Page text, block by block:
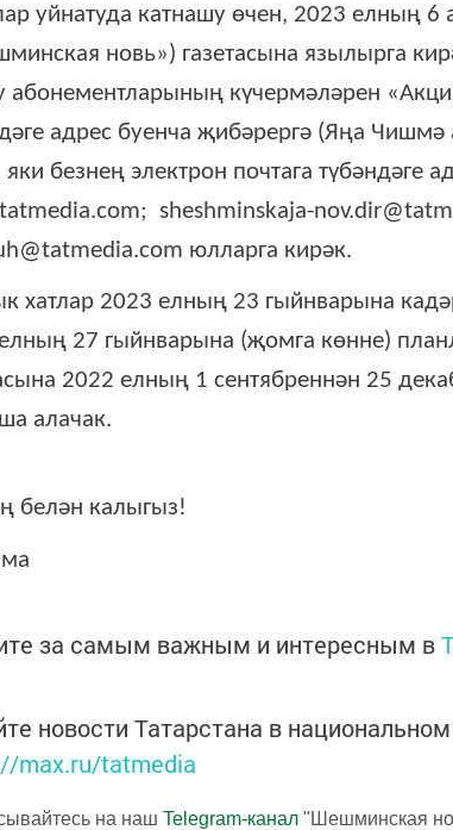
уйнатуда катнашу өчен, 2023 елның
новь») газетасына язылырга
абонементларының күчермәләрен
адрес буенча җибәрергә (Яңа
яки безнең электрон почтага түбәндәге
sheshminskaja-
юлларга кирәк.
хатлар 2023 елның 23 гыйнварына
27 гыйнварына (җомга көнне)
2022 елның 1 сентябреннән 25
алачак.
белән калыгыз!
за самым важным и интересным в
новости Татарстана в
max.ru/tatmedia
на наш Telegram-канал "Шешминская